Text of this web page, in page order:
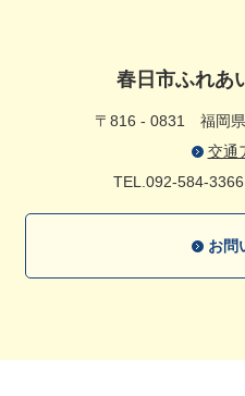
春日市ふれあ
〒816 - 0831 福岡
交通
TEL.092-584-
お問